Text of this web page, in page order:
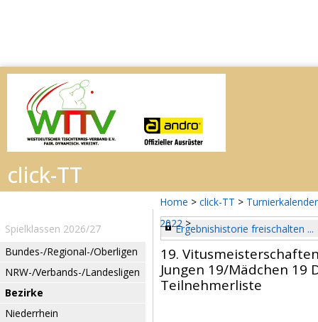
Home > click-TT > Turnierkalender
2022 >
Spielklassen 2026/27
Bundes-/Regional-/Oberligen
NRW-/Verbands-/Landesligen
Bezirke
Niederrhein
Ergebnishistorie freischalten ...
19.
Jungen 19/Mädchen 19
Teilnehmerliste